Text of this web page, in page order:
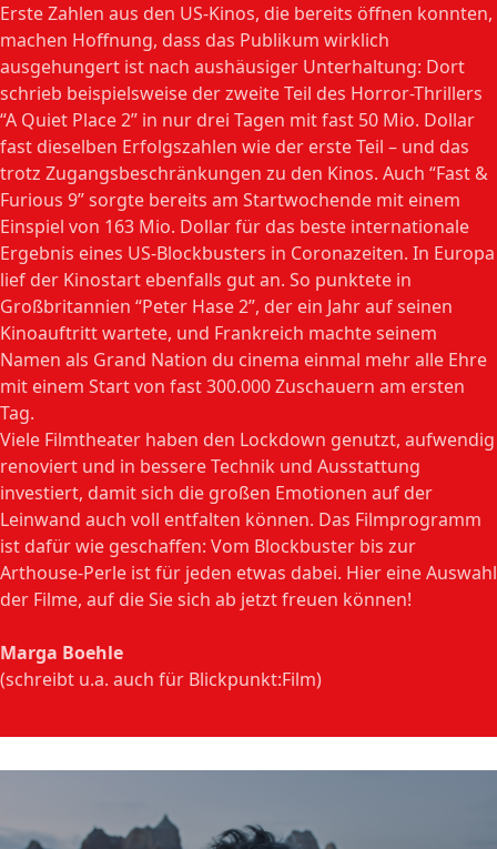
Erste Zahlen aus den US-Kinos, die bereits öffnen konnten,
machen Hoffnung, dass das Publikum wirklich
ausgehungert ist nach aushäusiger Unterhaltung: Dort
schrieb beispielsweise der zweite Teil des Horror-Thrillers
“A Quiet Place 2” in nur drei Tagen mit fast 50 Mio. Dollar
fast dieselben Erfolgszahlen wie der erste Teil – und das
trotz Zugangsbeschränkungen zu den Kinos. Auch “Fast &
Furious 9” sorgte bereits am Startwochende mit einem
Einspiel von 163 Mio. Dollar für das beste internationale
Ergebnis eines US-Blockbusters in Coronazeiten. In Europa
lief der Kinostart ebenfalls gut an. So punktete in
Großbritannien “Peter Hase 2”, der ein Jahr auf seinen
Kinoauftritt wartete, und Frankreich machte seinem
Namen als Grand Nation du cinema einmal mehr alle Ehre
mit einem Start von fast 300.000 Zuschauern am ersten
Tag.
Viele Filmtheater haben den Lockdown genutzt, aufwendig
renoviert und in bessere Technik und Ausstattung
investiert, damit sich die großen Emotionen auf der
Leinwand auch voll entfalten können. Das Filmprogramm
ist dafür wie geschaffen: Vom Blockbuster bis zur
Arthouse-Perle ist für jeden etwas dabei. Hier eine Auswahl
der Filme, auf die Sie sich ab jetzt freuen können!
Marga Boehle
(schreibt u.a. auch für Blickpunkt:Film)